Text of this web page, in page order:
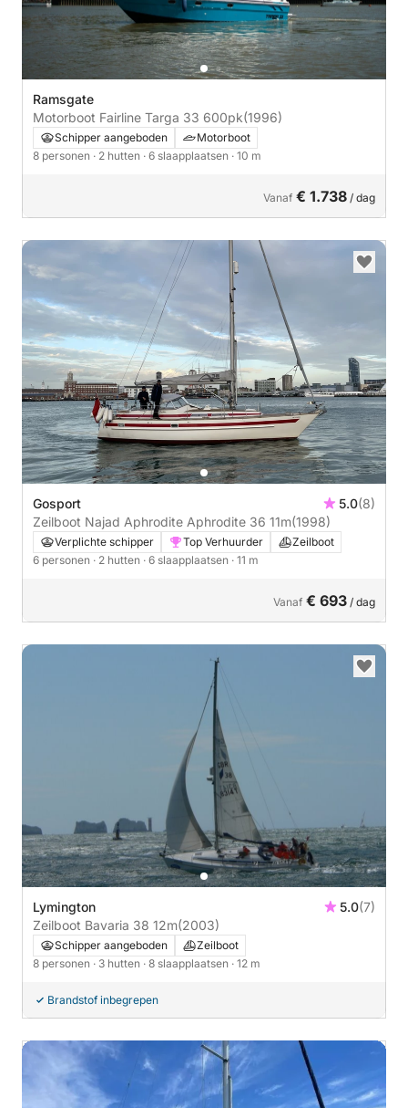
Ramsgate
Motorboot Fairline Targa 33 600pk(1996)
Schipper aangeboden
Motorboot
8 personen · 2 hutten · 6 slaapplaatsen · 10 m
Vanaf € 1.738 / dag
Gosport 5.0(8)
Zeilboot Najad Aphrodite Aphrodite 36 11m(1998)
Verplichte schipper Top Verhuurder
Zeilboot
6 personen · 2 hutten · 6 slaapplaatsen · 11 m
Vanaf € 693 / dag
Lymington 5.0(7)
Zeilboot Bavaria 38 12m(2003)
Schipper aangeboden
Zeilboot
8 personen · 3 hutten · 8 slaapplaatsen · 12 m
Brandstof inbegrepen